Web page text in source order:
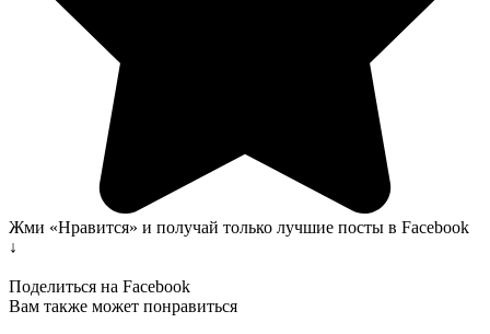
Жми «Нравится» и получай только лучшие посты в Facebook
↓
Поделиться на Facebook
Вам также может понравиться